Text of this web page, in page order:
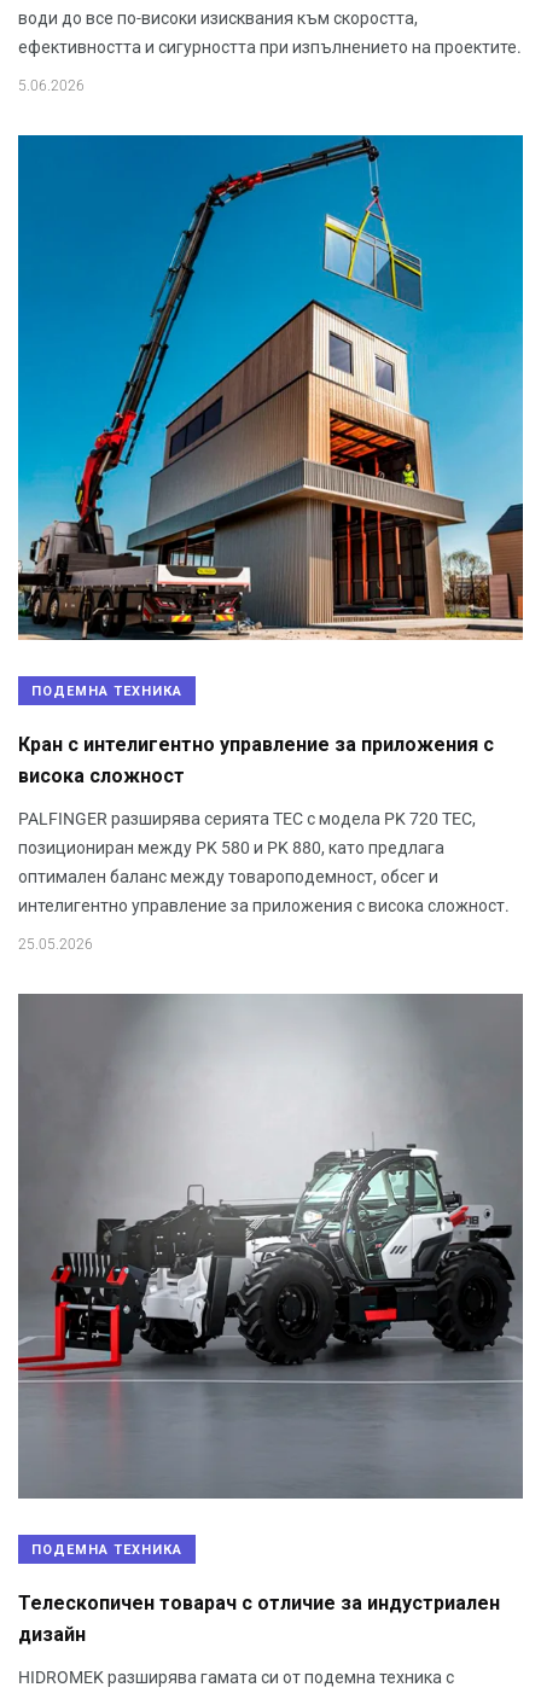
води до все по-високи изисквания към скоростта,
ефективността и сигурността при изпълнението на проектите.
5.06.2026
ПОДЕМНА ТЕХНИКА
Кран с интелигентно управление за приложения с
висока сложност
PALFINGER разширява серията TEC с модела PK 720 TEC,
позициониран между PK 580 и PK 880, като предлага
оптимален баланс между товароподемност, обсег и
интелигентно управление за приложения с висока сложност.
25.05.2026
ПОДЕМНА ТЕХНИКА
Телескопичен товарач с отличие за индустриален
дизайн
HIDROMEK разширява гамата си от подемна техника с